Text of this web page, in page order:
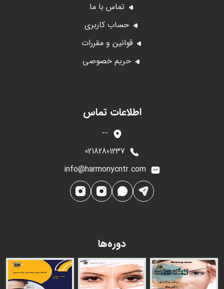
تماس با ما
حساب کاربری
قوانین و مقررات
حریم خصوصی
اطلاعات تماس
--
02182801237
info@harmonycntr.com
دوره‌ها